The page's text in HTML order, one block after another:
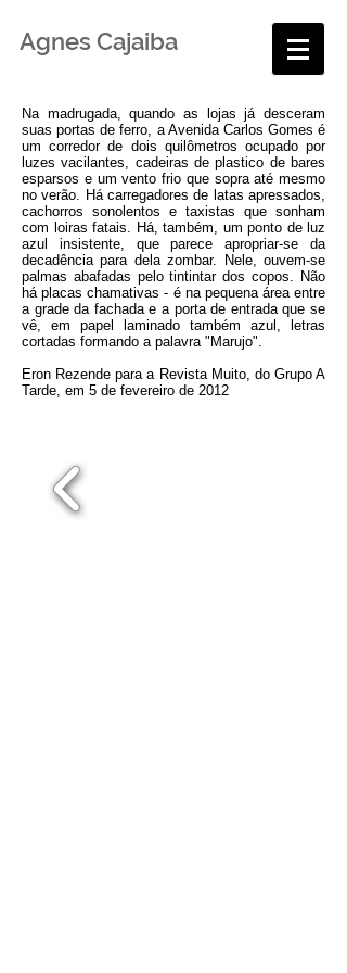
Agnes Cajaiba
Na madrugada, quando as lojas já desceram
suas portas de ferro, a Avenida Carlos Gomes é
um corredor de dois quilômetros ocupado por
luzes vacilantes, cadeiras de plastico de bares
esparsos e um vento frio que sopra até mesmo
no verão. Há carregadores de latas apressados,
cachorros sonolentos e taxistas que sonham
com loiras fatais. Há, também, um ponto de luz
azul insistente, que parece apropriar-se da
decadência para dela zombar. Nele, ouvem-se
palmas abafadas pelo tintintar dos copos. Não
há placas chamativas - é na pequena área entre
a grade da fachada e a porta de entrada que se
vê, em papel laminado também azul, letras
cortadas formando a palavra "Marujo".
Eron Rezende para a Revista Muito, do Grupo A
Tarde, em 5 de fevereiro de 2012